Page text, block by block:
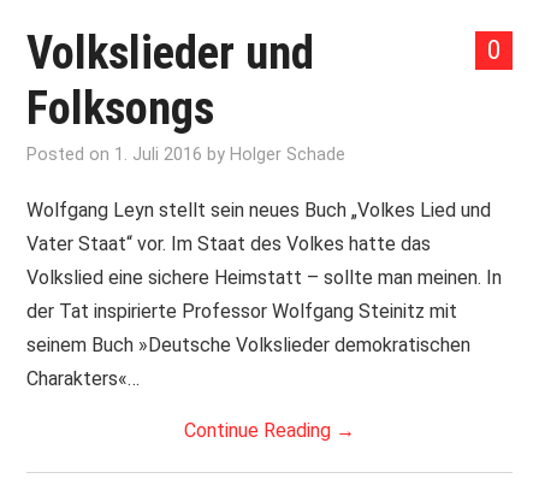
0
Volkslieder und
Folksongs
Posted on 1. Juli 2016 by Holger Schade
Wolfgang Leyn stellt sein neues Buch „Volkes Lied und
Vater Staat“ vor. Im Staat des Volkes hatte das
Volkslied eine sichere Heimstatt – sollte man meinen. In
der Tat inspirierte Professor Wolfgang Steinitz mit
seinem Buch »Deutsche Volkslieder demokratischen
Charakters«…
Continue Reading →